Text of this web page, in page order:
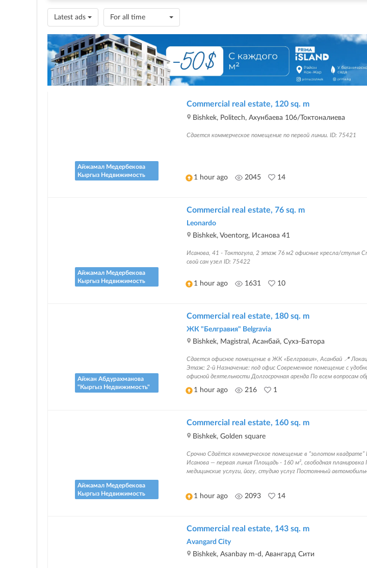
Latest ads For all time
Айжамал Медербекова
Кыргыз Недвижимость
Commercial real estate, 120 sq. m
Bishkek, Politech, Ахунбаева 106/Токтоналиева
Сдается коммерческое помещение по первой линии. ID: 75421
1 hour ago 2045 14
Айжамал Медербекова
Кыргыз Недвижимость
Commercial real estate, 76 sq. m
Leonardo
Bishkek, Voentorg, Исанова 41
Исанова, 41 - Токтогула, 2 этаж 76 м2 офисные кресла/стулья
свой сан узел ID: 75422
1 hour ago 1631 10
Айжан Абдурахманова
"Кыргыз Недвижимость"
Commercial real estate, 180 sq. m
ЖК "Белгравия" Belgravia
Bishkek, Magistral, Асанбай, Сухэ-Батора
Сдается офисное помещение в ЖК «Белгравия», Асанбай 📍
Этаж: 2-й Назначение: под офис Современное помещение с
офисной деятельности Долгосрочная аренда По всем вопросам
1 hour ago 216 1
Айжамал Медербекова
Кыргыз Недвижимость
Commercial real estate, 160 sq. m
Bishkek, Golden square
Срочно Сдаётся коммерческое помещение в “золотом
Исанова — первая линия Площадь - 160 м², свободная
медицинские услуги, йогу, студию услуг Постоянный
1 hour ago 2093 14
Commercial real estate, 143 sq. m
Avangard City
Bishkek, Asanbay m-d, Авангард Сити